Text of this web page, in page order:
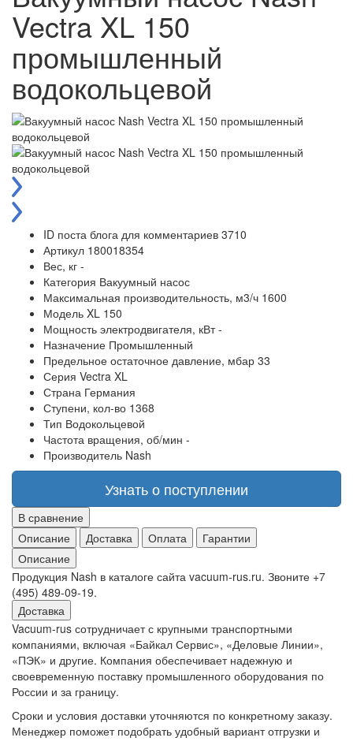
Vectra XL 150
промышленный
водокольцевой
ID поста блога для комментариев 3710
Артикул 180018354
Вес, кг -
Категория Вакуумный насос
Максимальная производительность, м3/ч 1600
Модель XL 150
Мощность электродвигателя, кВт -
Назначение Промышленный
Предельное остаточное давление, мбар 33
Серия Vectra XL
Страна Германия
Ступени, кол-во 1368
Тип Водокольцевой
Частота вращения, об/мин -
Производитель Nash
Узнать о поступлении
В сравнение
Описание
Доставка Оплата
Гарантии
Описание
Продукция Nash в каталоге сайта vacuum-rus.ru. Звоните +7
(495) 489-09-19.
Доставка
Vacuum-rus сотрудничает с крупными транспортными
компаниями, включая «Байкал Сервис», «Деловые Линии»,
«ПЭК» и другие. Компания обеспечивает надежную и
своевременную поставку промышленного оборудования по
России и за границу.
Сроки и условия доставки уточняются по конкретному заказу.
Менеджер поможет подобрать удобный вариант отгрузки и